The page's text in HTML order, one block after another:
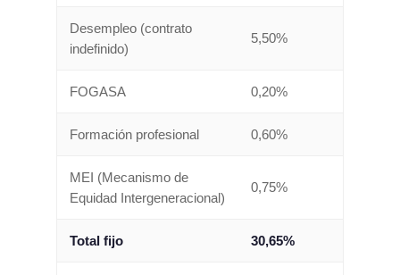
Desempleo (contrato
indefinido)
5,50%
FOGASA 0,20%
Formación profesional 0,60%
MEI (Mecanismo de
Equidad Intergeneracional)
0,75%
Total fijo 30,65%